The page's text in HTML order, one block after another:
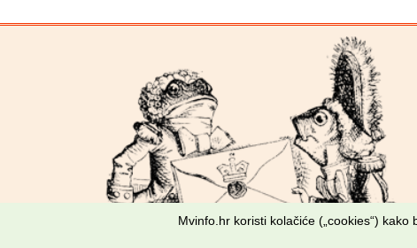
Mvinfo.hr koristi kolačiće („cookies“)